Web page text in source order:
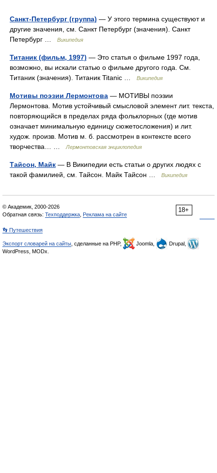
Санкт-Петербург (группа) — У этого термина существуют и
другие значения, см. Санкт Петербург (значения). Санкт
Петербург …
Википедия
Титаник (фильм, 1997) — Это статья о фильме 1997 года,
возможно, вы искали статью о фильме другого года. См.
Титаник (значения). Титаник Titanic …
Википедия
Мотивы поэзии Лермонтова — МОТИВЫ поэзии
Лермонтова. Мотив устойчивый смысловой элемент лит. текста,
повторяющийся в пределах ряда фольклорных (где мотив
означает минимальную единицу сюжетосложения) и лит.
худож. произв. Мотив м. б. рассмотрен в контексте всего
творчества… …
Лермонтовская энциклопедия
Тайсон, Майк — В Википедии есть статьи о других людях с
такой фамилией, см. Тайсон. Майк Тайсон …
Википедия
18+
© Академик, 2000-2026
Обратная связь: Техподдержка Реклама на сайте
👣 Путешествия
Экспорт словарей на сайты , сделанные на PHP, Joomla,
Drupal,
WordPress, MODx.